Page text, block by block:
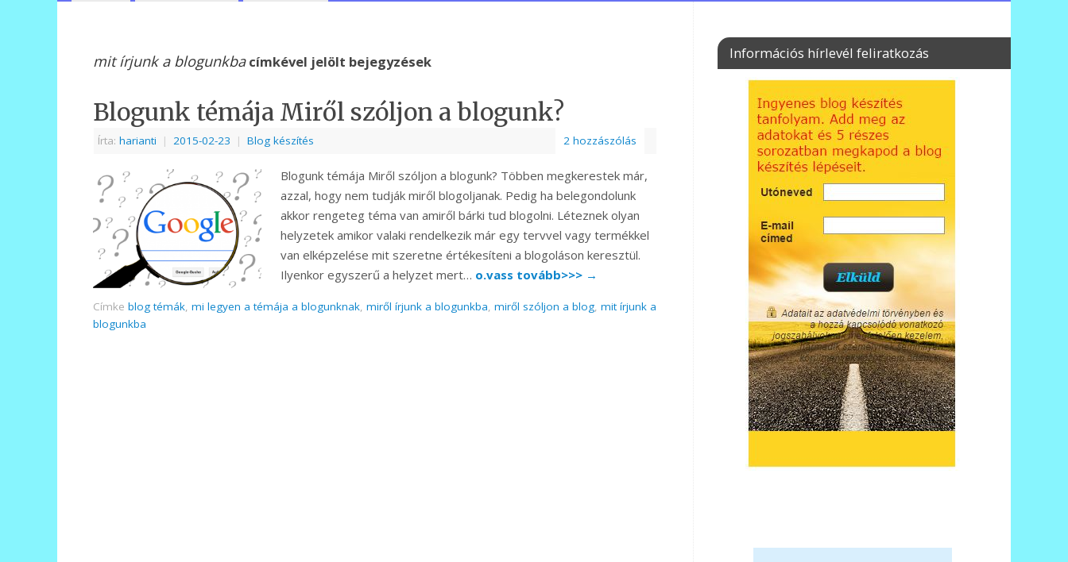
mit írjunk a blogunkbacímkével jelölt bejegyzések
Blogunk témája Miről szóljon a blogunk?
Írta: harianti | 2015-02-23 | Blog készítés 2 hozzászólás
Blogunk témája Miről szóljon a blogunk? Többen megkerestek már,
azzal, hogy nem tudják miről blogoljanak. Pedig ha belegondolunk
akkor rengeteg téma van amiről bárki tud blogolni. Léteznek olyan
helyzetek amikor valaki rendelkezik már egy tervvel vagy termékkel
van elképzelése mit szeretne értékesíteni a blogoláson keresztül.
Ilyenkor egyszerű a helyzet mert… o.vass tovább>>> →
Címke blog témák, mi legyen a témája a blogunknak, miről írjunk a blogunkba, miről szóljon a blog, mit írjunk a
blogunkba
Információs hírlevél feliratkozás